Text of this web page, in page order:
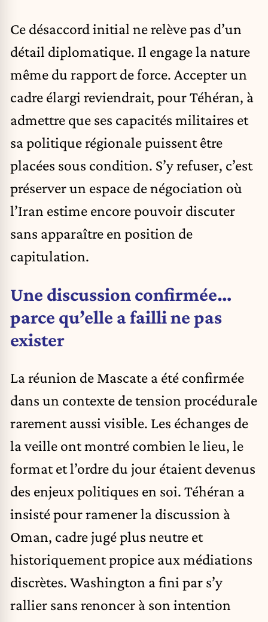
Ce désaccord initial ne relève pas d’un
détail diplomatique. Il engage la nature
même du rapport de force. Accepter un
cadre élargi reviendrait, pour Téhéran, à
admettre que ses capacités militaires et
sa politique régionale puissent être
placées sous condition. S’y refuser, c’est
préserver un espace de négociation où
l’Iran estime encore pouvoir discuter
sans apparaître en position de
capitulation.
Une discussion confirmée…
parce qu’elle a failli ne pas
exister
La réunion de Mascate a été confirmée
dans un contexte de tension procédurale
rarement aussi visible. Les échanges de
la veille ont montré combien le lieu, le
format et l’ordre du jour étaient devenus
des enjeux politiques en soi. Téhéran a
insisté pour ramener la discussion à
Oman, cadre jugé plus neutre et
historiquement propice aux médiations
discrètes. Washington a fini par s’y
rallier sans renoncer à son intention